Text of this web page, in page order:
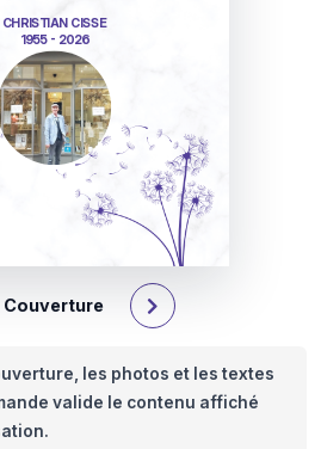
CHRISTIAN CISSE
1955 - 2026
Couverture
les photos et les textes
valide le contenu affiché